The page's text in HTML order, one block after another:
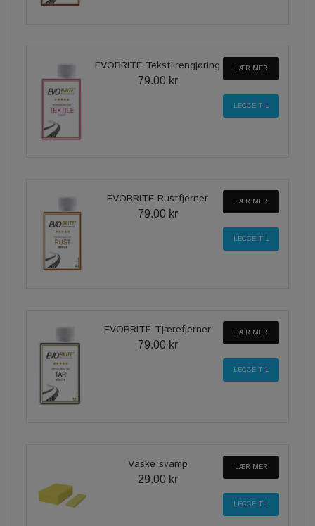
EVOBRITE Tekstilrengjøring
79.00 kr
LÆR MER
EVOBRITE Rustfjerner
79.00 kr
LÆR MER
EVOBRITE Tjærefjerner
79.00 kr
LÆR MER
Vaske svamp
29.00 kr
LÆR MER